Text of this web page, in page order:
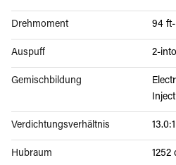
Drehmoment 94
Auspuff 2-
Gemischbildung
Verdichtungsverhältnis 13.0:1
Hubraum 1252